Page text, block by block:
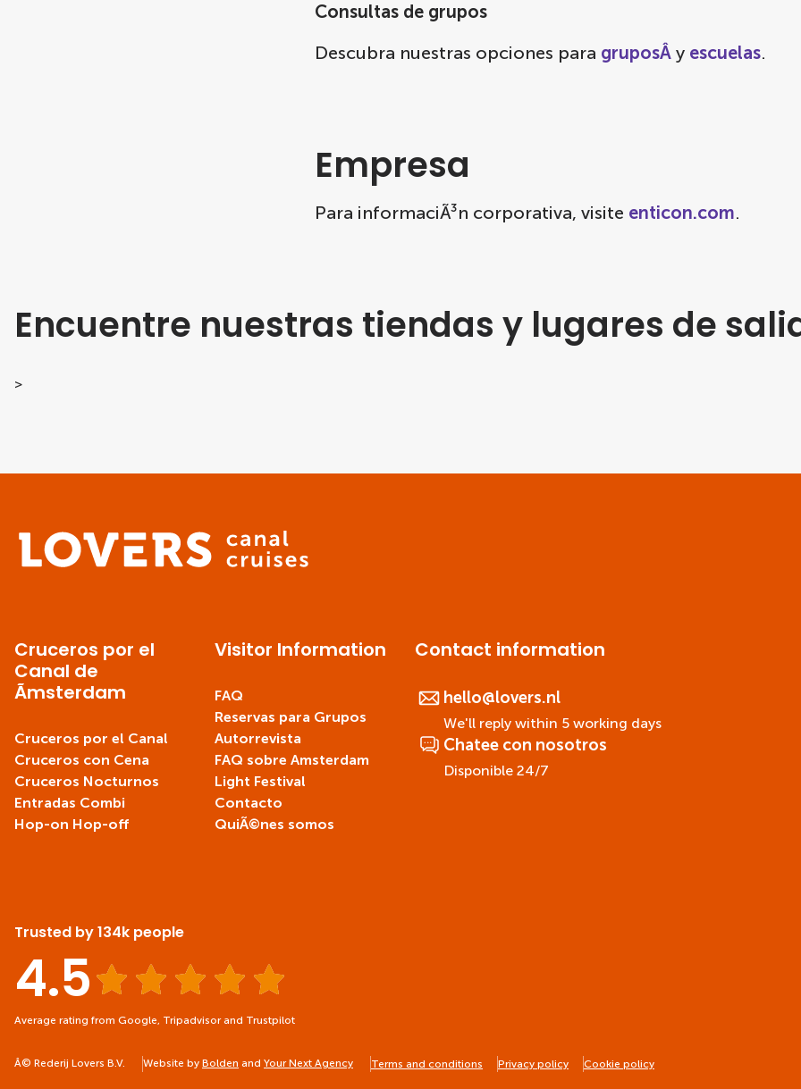
Consultas de grupos
Descubra nuestras opciones para gruposÂ y escuelas.
Empresa
Para informaciÃ³n corporativa, visite enticon.com.
Encuentre nuestras tiendas y lugares de
>
Trusted by 134k people
4.5
Average rating from Google, Tripadvisor and Trustpilot
Cruceros por el
Canal de
Ãmsterdam
Cruceros por el Canal
Cruceros con Cena
Cruceros Nocturnos
Entradas Combi
Hop-on Hop-off
Visitor Information
FAQ
Reservas para Grupos
Autorrevista
FAQ sobre Amsterdam
Light Festival
Contacto
QuiÃ©nes somos
Contact information
hello@lovers.nl
We'll reply within 5 working days
Chatee con nosotros
Disponible 24/7
Â© Rederij Lovers B.V. Website by Bolden and Your Next Agency Terms and conditions Privacy policy Cookie policy